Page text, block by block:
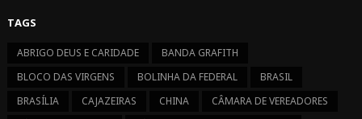
TAGS
ABRIGO DEUS E CARIDADE
BANDA GRAFITH
BLOCO DAS VIRGENS
BOLINHA DA FEDERAL
BRASIL
BRASÍLIA
CAJAZEIRAS CHINA
CÂMARA DE VEREADORES